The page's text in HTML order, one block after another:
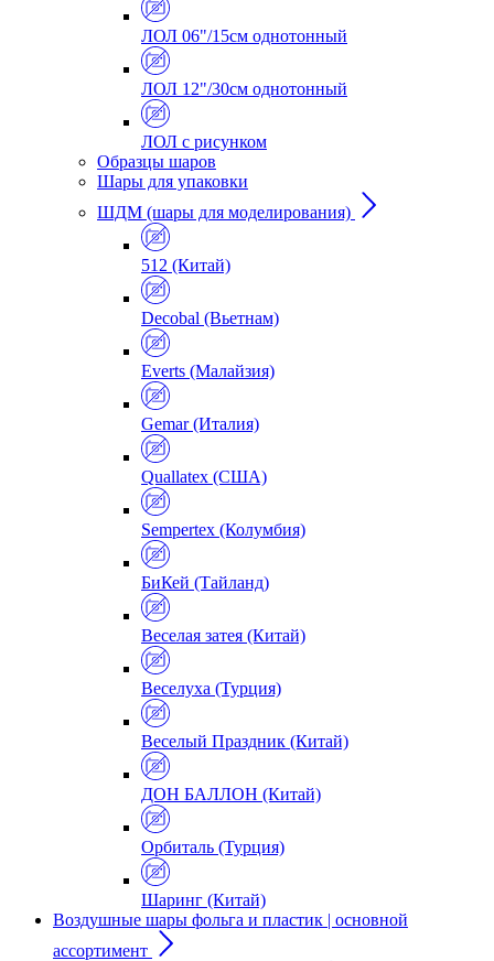
ЛОЛ 06"/15см однотонный
ЛОЛ 12"/30см однотонный
ЛОЛ с рисунком
Образцы шаров
Шары для упаковки
ШДМ (шары для моделирования)
512 (Китай)
Decobal (Вьетнам)
Everts (Малайзия)
Gemar (Италия)
Quallatex (США)
Sempertex (Колумбия)
БиКей (Тайланд)
Веселая затея (Китай)
Веселуха (Турция)
Веселый Праздник (Китай)
ДОН БАЛЛОН (Китай)
Орбиталь (Турция)
Шаринг (Китай)
Воздушные шары фольга и пластик | основной
ассортимент